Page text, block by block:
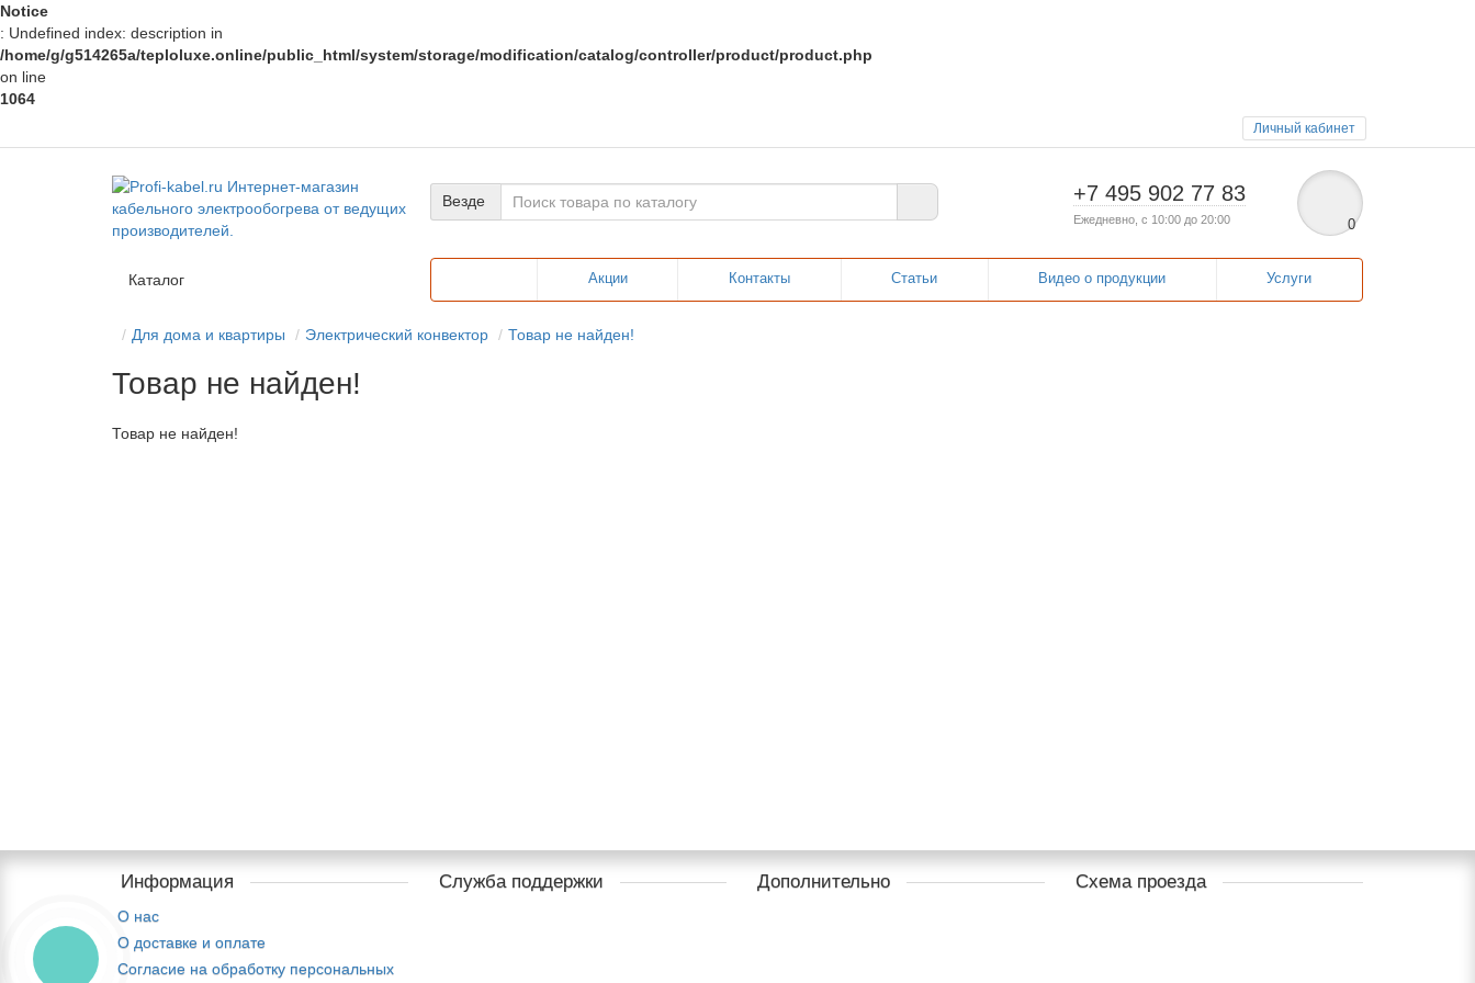
Notice
: Undefined index: description in
/home/g/g514265a/teploluxe.online/public_html/system/storage/modification/catalog/controller/product/product.php
on line
1064
Личный кабинет
+7 495 902 77 83
Ежедневно, с 10:00 до 20:00 0
Везде
Акции Контакты Статьи Видео о продукции Услуги
Каталог
Для дома и квартиры Электрический конвектор Товар не найден!
Товар не найден!
Товар не найден!
Информация
О нас
О доставке и оплате
Cогласие на обработку персональных
Служба поддержки Дополнительно Схема проезда